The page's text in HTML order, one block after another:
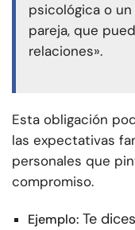
psicológica o
pareja, que
relaciones».
Esta obligación
las expectativas
personales que
compromiso.
Ejemplo: Te